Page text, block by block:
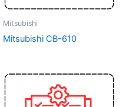
Mitsubishi
Mitsubishi CB-610